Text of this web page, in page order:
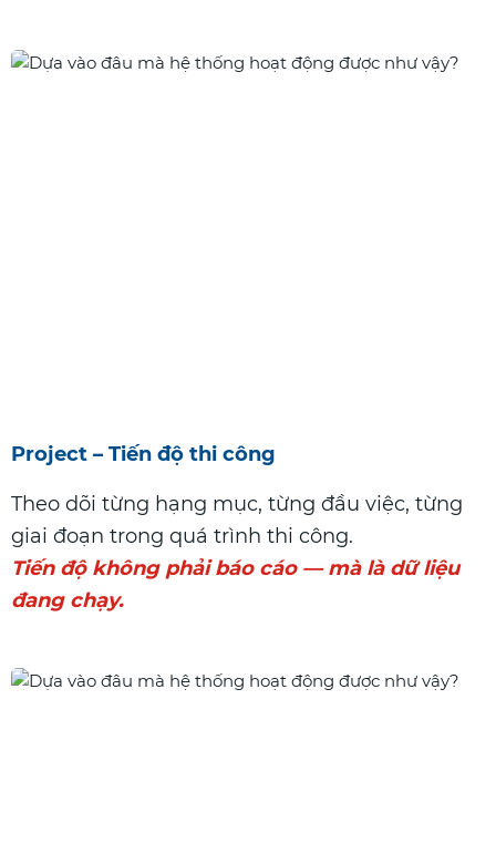
Project – Tiến độ thi công
Theo dõi từng hạng mục, từng đầu việc, từng
giai đoạn trong quá trình thi công.
Tiến độ không phải báo cáo — mà là dữ liệu
đang chạy.